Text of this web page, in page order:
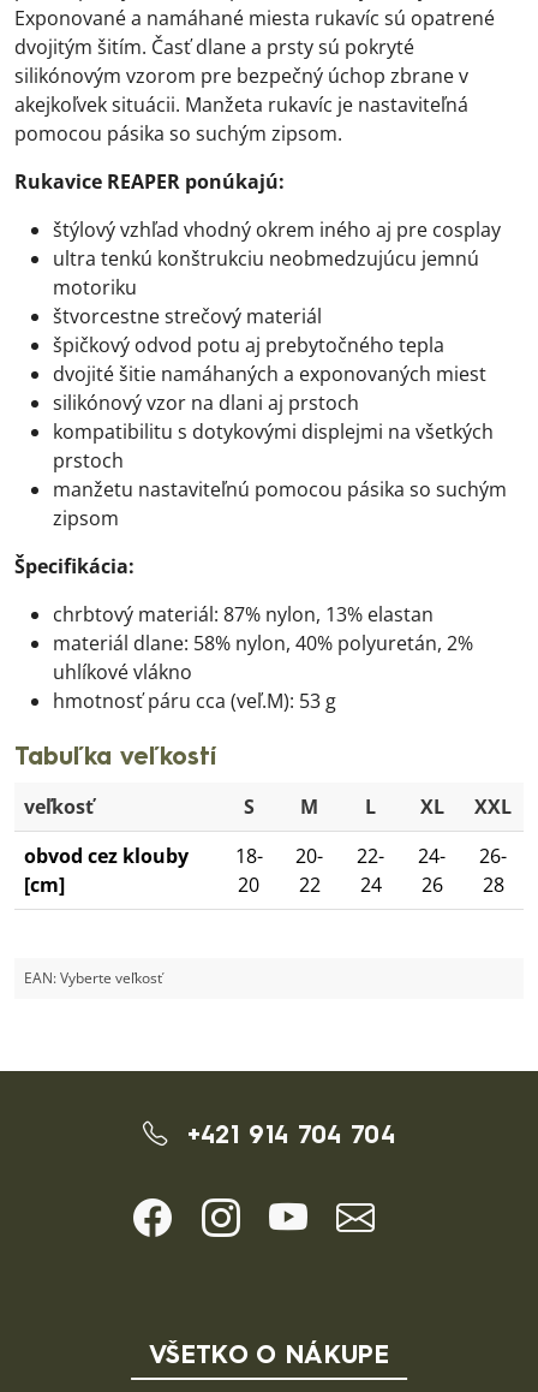
Exponované a namáhané miesta rukavíc sú opatrené
dvojitým šitím. Časť dlane a prsty sú pokryté
silikónovým vzorom pre bezpečný úchop zbrane v
akejkoľvek situácii. Manžeta rukavíc je nastaviteľná
pomocou pásika so suchým zipsom.
Rukavice REAPER ponúkajú:
štýlový vzhľad vhodný okrem iného aj pre cosplay
ultra tenkú konštrukciu neobmedzujúcu jemnú
motoriku
štvorcestne strečový materiál
špičkový odvod potu aj prebytočného tepla
dvojité šitie namáhaných a exponovaných miest
silikónový vzor na dlani aj prstoch
kompatibilitu s dotykovými displejmi na všetkých
prstoch
manžetu nastaviteľnú pomocou pásika so suchým
zipsom
Špecifikácia:
chrbtový materiál: 87% nylon, 13% elastan
materiál dlane: 58% nylon, 40% polyuretán, 2%
uhlíkové vlákno
hmotnosť páru cca (veľ.M): 53 g
Tabuľka veľkostí
veľkosť S M L XL
XXL
obvod cez klouby
[cm]
18-
20
20-
22
22-
24
24-
26
26-
28
EAN:Vyberte veľkosť
+421 914 704 704
VŠETKO O NÁKUPE